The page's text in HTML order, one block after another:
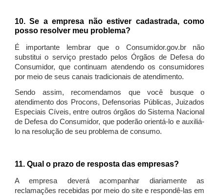
10. Se a empresa não estiver cadastrada, como
posso resolver meu problema?
É importante lembrar que o Consumidor.gov.br não
substitui o serviço prestado pelos Órgãos de Defesa do
Consumidor, que continuam atendendo os consumidores
por meio de seus canais tradicionais de atendimento.
Sendo assim, recomendamos que você busque o
atendimento dos Procons, Defensorias Públicas, Juizados
Especiais Cíveis, entre outros órgãos do Sistema Nacional
de Defesa do Consumidor, que poderão orientá-lo e auxiliá-
lo na resolução de seu problema de consumo.
11. Qual o prazo de resposta das empresas?
A empresa deverá acompanhar diariamente as
reclamações recebidas por meio do site e respondê-las em